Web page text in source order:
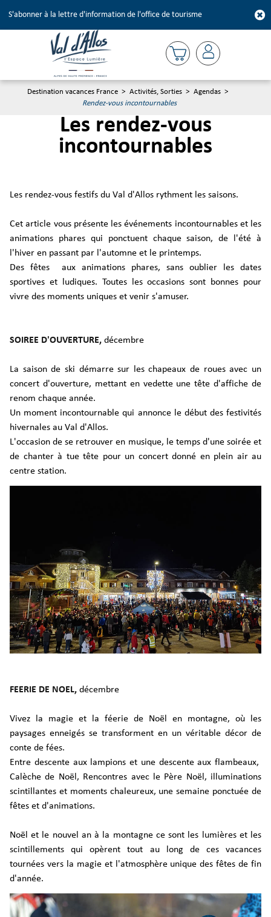
S'abonner à la lettre d'information de l'office de tourisme
Destination vacances France > Activités, Sorties > Agendas >
Rendez-vous incontournables
Les rendez-vous
incontournables
Les rendez-vous festifs du Val d'Allos rythment les saisons.
Cet article vous présente les événements incontournables et les
animations phares qui ponctuent chaque saison, de l'été à
l'hiver en passant par l'automne et le printemps.
Des fêtes aux animations phares, sans oublier les dates
sportives et ludiques. Toutes les occasions sont bonnes pour
vivre des moments uniques et venir s'amuser.
SOIREE D'OUVERTURE, décembre
La saison de ski démarre sur les chapeaux de roues avec un
concert d'ouverture, mettant en vedette une tête d'affiche de
renom chaque année.
Un moment incontournable qui annonce le début des festivités
hivernales au Val d'Allos.
L'occasion de se retrouver en musique, le temps d'une soirée et
de chanter à tue tête pour un concert donné en plein air au
centre station.
FEERIE DE NOEL, décembre
Vivez la magie et la féerie de Noël en montagne, où les
paysages enneigés se transforment en un véritable décor de
conte de fées.
Entre descente aux lampions et une descente aux flambeaux,
Calèche de Noël, Rencontres avec le Père Noël, illuminations
scintillantes et moments chaleureux, une semaine ponctuée de
fêtes et d'animations.
Noël et le nouvel an à la montagne ce sont les lumières et les
scintillements qui opèrent tout au long de ces vacances
tournées vers la magie et l'atmosphère unique des fêtes de fin
d'année.